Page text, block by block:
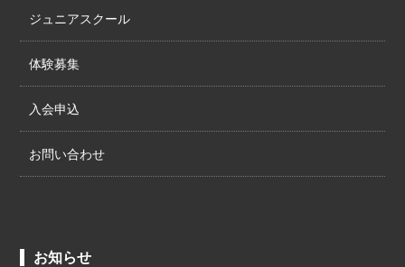
ジュニアスクール
体験募集
入会申込
お問い合わせ
お知らせ